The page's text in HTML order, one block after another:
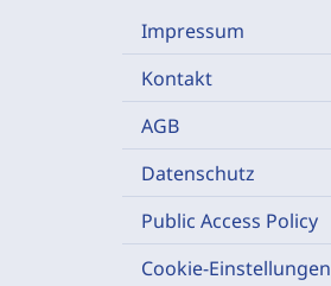
Impressum
Kontakt
AGB
Datenschutz
Public Access Policy
Cookie-Einstellungen